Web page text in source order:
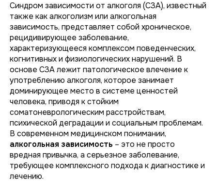
Синдром зависимости от алкоголя (СЗА), известный
также как алкоголизм или алкогольная
зависимость, представляет собой хроническое,
рецидивирующее заболевание,
характеризующееся комплексом поведенческих,
когнитивных и физиологических нарушений. В
основе СЗА лежит патологическое влечение к
употреблению алкоголя, которое занимает
доминирующее место в системе ценностей
человека, приводя к стойким
соматоневрологическим расстройствам,
психической деградации и социальным проблемам.
В современном медицинском понимании,
алкогольная зависимость – это не просто
вредная привычка, а серьезное заболевание,
требующее комплексного подхода к диагностике и
лечению.